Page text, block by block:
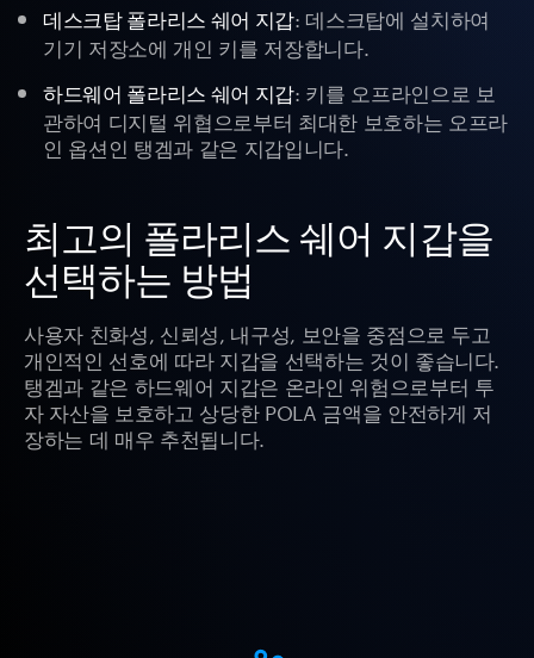
데스크탑 폴라리스 쉐어 지갑: 데스크탑에 설치하여
기기 저장소에 개인 키를 저장합니다.
하드웨어 폴라리스 쉐어 지갑: 키를 오프라인으로 보
관하여 디지털 위협으로부터 최대한 보호하는 오프라
인 옵션인 탱겜과 같은 지갑입니다.
최고의 폴라리스 쉐어 지갑을
선택하는 방법
사용자 친화성, 신뢰성, 내구성, 보안을 중점으로 두고
개인적인 선호에 따라 지갑을 선택하는 것이 좋습니다.
탱겜과 같은 하드웨어 지갑은 온라인 위험으로부터 투
자 자산을 보호하고 상당한 POLA 금액을 안전하게 저
장하는 데 매우 추천됩니다.